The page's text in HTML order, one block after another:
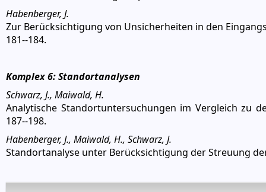
Habenberger, J.
Zur Berücksichtigung von Unsicherheiten in den
181--184.
Komplex 6: Standortanalysen
Schwarz, J., Maiwald, H.
Analytische Standortuntersuchungen im Vergleich zu
187--198.
Habenberger, J., Maiwald, H., Schwarz, J.
Standortanalyse unter Berücksichtigung der Streuung